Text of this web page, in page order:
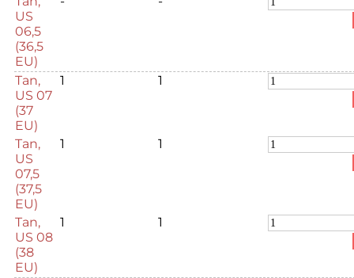
US
06,5
(36,5
EU)
Tan,
US 07
(37
EU)
1 1
Tan,
US
07,5
(37,5
EU)
1 1
Tan,
US 08
(38
EU)
1 1